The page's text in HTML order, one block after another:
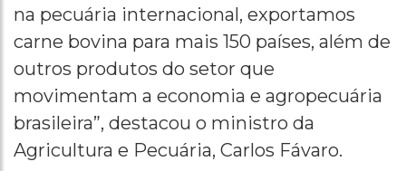
na pecuária internacional, exportamos
carne bovina para mais 150 países, além de
outros produtos do setor que
movimentam a economia e agropecuária
brasileira”, destacou o ministro da
Agricultura e Pecuária, Carlos Fávaro.